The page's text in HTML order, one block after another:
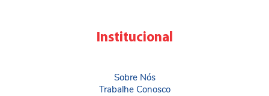
Institucional
Sobre Nós
Trabalhe Conosco